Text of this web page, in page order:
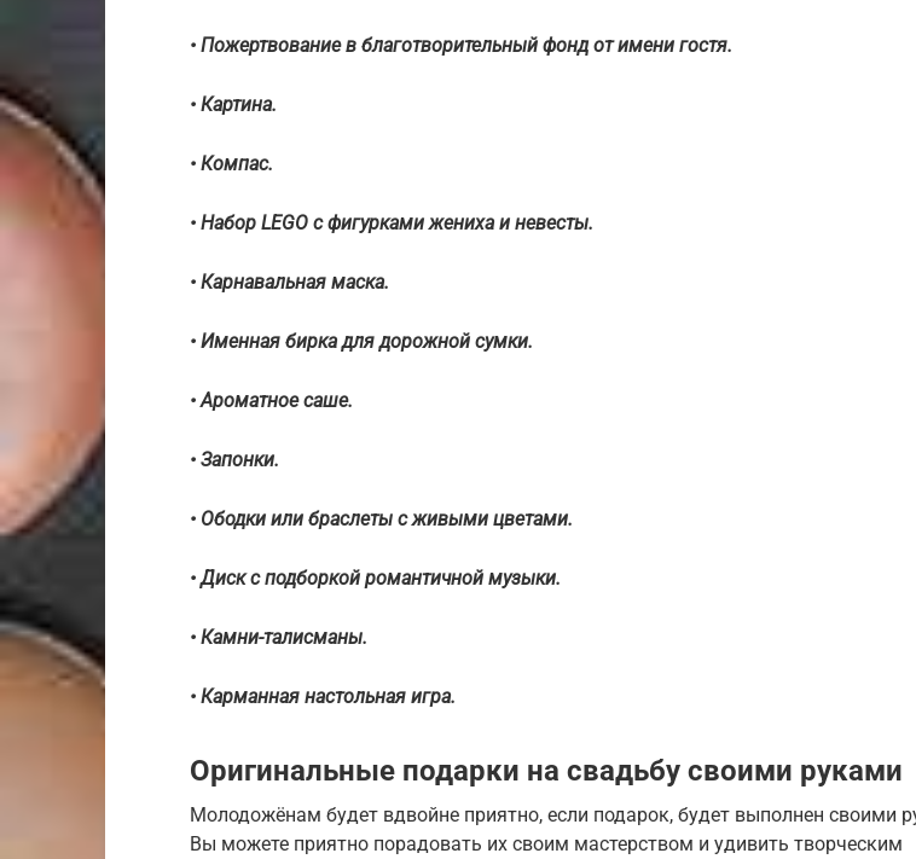
• Пожертвование в благотворительный фонд от имени гостя.
• Картина.
• Компас.
• Набор LEGO с фигурками жениха и невесты.
• Карнавальная маска.
• Именная бирка для дорожной сумки.
• Ароматное саше.
• Запонки.
• Ободки или браслеты с живыми цветами.
• Диск с подборкой романтичной музыки.
• Камни-талисманы.
• Карманная настольная игра.
Оригинальные подарки на свадьбу своими руками
Молодожёнам будет вдвойне приятно, если подарок, будет выполнен своими
Вы можете приятно порадовать их своим мастерством и удивить творческим